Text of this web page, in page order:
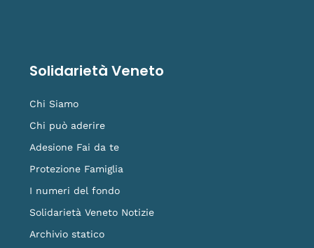
Solidarietà Veneto
Chi Siamo
Chi può aderire
Adesione Fai da te
Protezione Famiglia
I numeri del fondo
Solidarietà Veneto Notizie
Archivio statico